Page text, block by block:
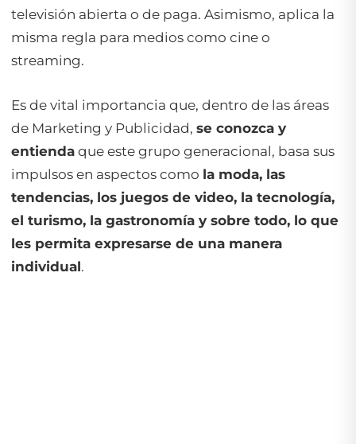
televisión abierta o de paga. Asimismo, aplica la
misma regla para medios como cine o
streaming.
Es de vital importancia que, dentro de las áreas
de Marketing y Publicidad, se conozca y
entienda que este grupo generacional, basa sus
impulsos en aspectos como la moda, las
tendencias, los juegos de video, la tecnología,
el turismo, la gastronomía y sobre todo, lo que
les permita expresarse de una manera
individual.